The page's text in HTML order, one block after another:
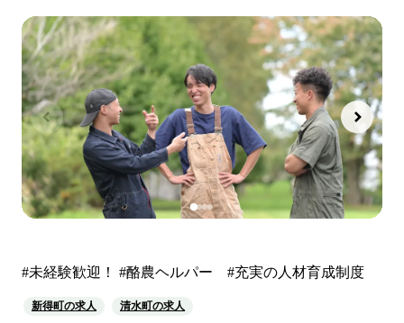
#未経験歓迎！ #酪農ヘルパー #充実の人材育成制度
新得町の求人 清水町の求人